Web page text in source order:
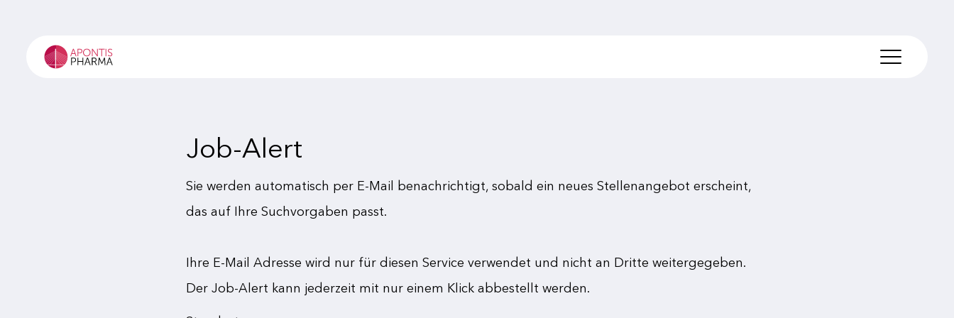
Über APONTIS PHARMA
Mehrwerte
Job-Alert
Sie werden automatisch per E-Mail benachrichtigt, sobald ein neues Stellenangebot erscheint,
das auf Ihre Suchvorgaben passt.
Ihre E-Mail Adresse wird nur für diesen Service verwendet und nicht an Dritte weitergegeben.
Der Job-Alert kann jederzeit mit nur einem Klick abbestellt werden.